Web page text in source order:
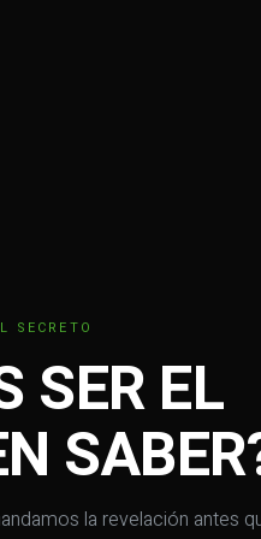
SECRETO
SER EL
la revelación antes